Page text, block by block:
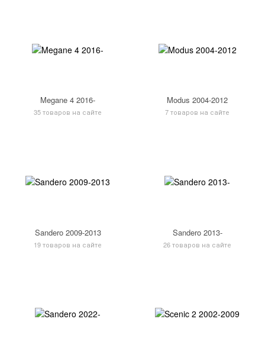
Megane 4 2016-
35 товаров на сайте
Modus 2004-2012
7 товаров на сайте
Sandero 2009-2013
19 товаров на сайте
Sandero 2013-
26 товаров на сайте